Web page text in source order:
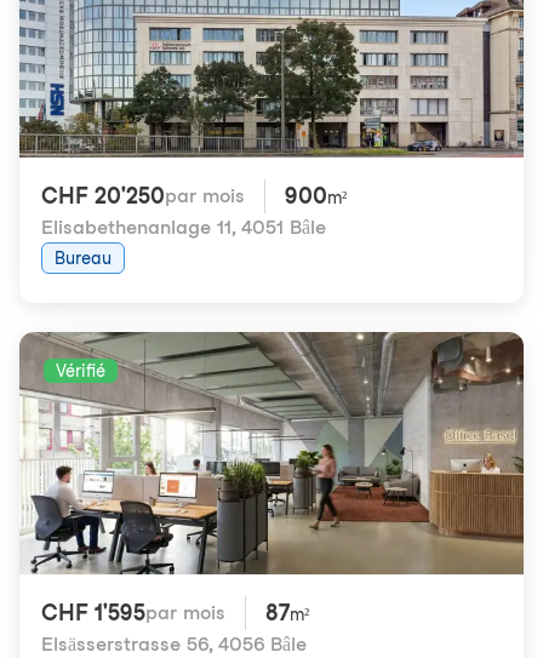
CHF 20'250par mois 900m²
Elisabethenanlage 11, 4051 Bâle
Bureau
Vérifié
CHF 1'595par mois 87m²
Elsässerstrasse 56, 4056 Bâle